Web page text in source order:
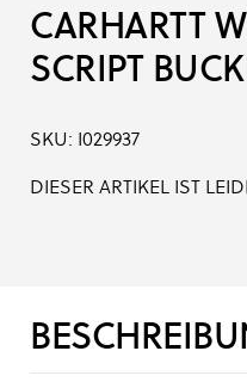
CARHARTT
SCRIPT
SKU: I029937
DIESER ARTIKEL IST